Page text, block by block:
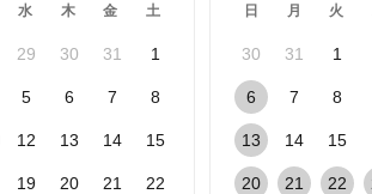
水 木 金 土
29 30 31 1
5 6 7 8
12 13 14 15
19 20 21 22
日 月 火
30 31 1
6 7 8
13 14 15
20 21 22